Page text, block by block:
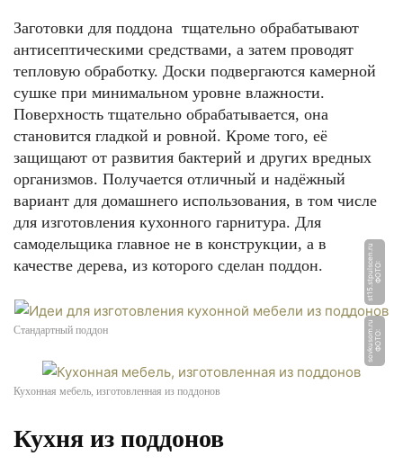
Заготовки для поддона тщательно обрабатывают
антисептическими средствами, а затем проводят
тепловую обработку. Доски подвергаются камерной
сушке при минимальном уровне влажности.
Поверхность тщательно обрабатывается, она
становится гладкой и ровной. Кроме того, её
защищают от развития бактерий и других вредных
организмов. Получается отличный и надёжный
вариант для домашнего использования, в том числе
для изготовления кухонного гарнитура. Для
самодельщика главное не в конструкции, а в
качестве дерева, из которого сделан поддон.
Ф
О
Т
О:
s
t
1
5.
s
t
p
ul
s
c
e
n.
r
u
Стандартный поддон Ф
О
Т
О:
s
o
v
k
u
s
o
m.
r
u
Кухонная мебель, изготовленная из поддонов
Кухня из поддонов